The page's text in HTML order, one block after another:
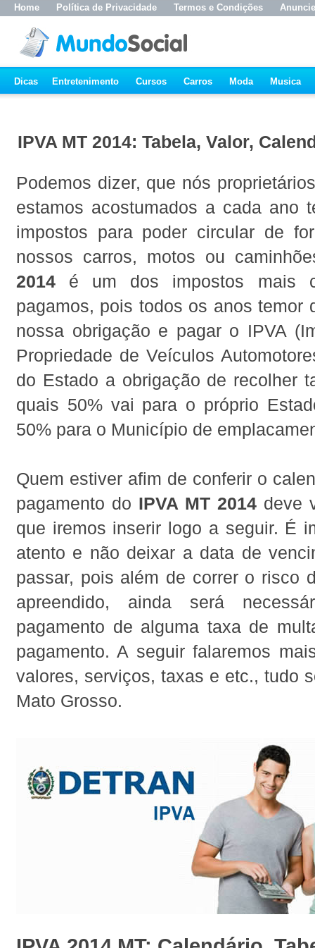
Home Política de Privacidade Termos e Condições Anuncie
Dicas Entretenimento Cursos Carros Moda Musica
IPVA MT 2014: Tabela, Valor,
Podemos dizer, que nós
estamos acostumados a cada ano
impostos para poder circular de
nossos carros, motos ou
2014 é um dos impostos mais
pagamos, pois todos os anos temor
nossa obrigação e pagar o IPVA
Propriedade de Veículos
do Estado a obrigação de recolher
quais 50% vai para o próprio
50% para o Município de
Quem estiver afim de conferir o
pagamento do IPVA MT 2014 deve
que iremos inserir logo a seguir. É
atento e não deixar a data de
passar, pois além de correr o risco
apreendido, ainda será
pagamento de alguma taxa de
pagamento. A seguir falaremos
valores, serviços, taxas e etc., tudo
Mato Grosso.